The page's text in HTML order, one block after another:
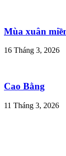
Mùa xuân
16 Tháng 3, 2026
Cao Bằng
11 Tháng 3, 2026